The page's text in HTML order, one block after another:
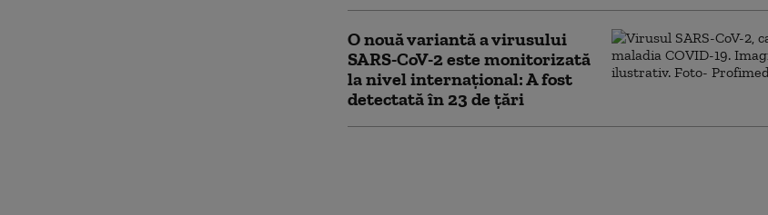
O nouă variantă a virusului
SARS-CoV-2 este monitorizată
la nivel internaţional: A fost
detectată în 23 de ţări